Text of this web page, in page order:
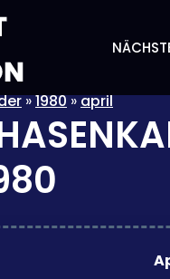
»1980»april